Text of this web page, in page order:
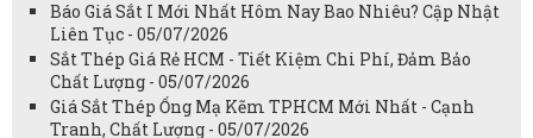
Báo Giá Sắt I Mới Nhất Hôm Nay Bao Nhiêu? Cập Nhật
Liên Tục - 05/07/2026
Sắt Thép Giá Rẻ HCM - Tiết Kiệm Chi Phí, Đảm Bảo
Chất Lượng - 05/07/2026
Giá Sắt Thép Ống Mạ Kẽm TPHCM Mới Nhất - Cạnh
Tranh, Chất Lượng - 05/07/2026